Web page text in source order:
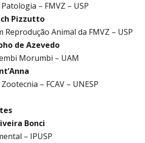
– FMVZ – USP
Pizzutto
Reprodução Animal da FMVZ – USP
de Azevedo
Morumbi – UAM
– FCAV – UNESP
Bonci
– IPUSP